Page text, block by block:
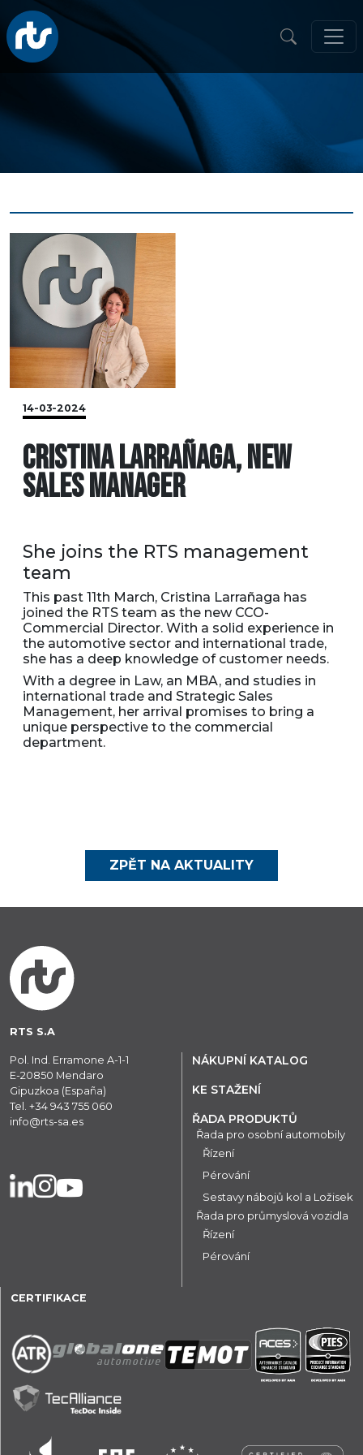
14-03-2024
CRISTINA LARRAÑAGA, NEW
SALES MANAGER
She joins the RTS management
team
This past 11th March, Cristina Larrañaga has
joined the RTS team as the new CCO-
Commercial Director. With a solid experience in
the automotive sector and international trade,
she has a deep knowledge of customer needs.
With a degree in Law, an MBA, and studies in
international trade and Strategic Sales
Management, her arrival promises to bring a
unique perspective to the commercial
department.
ZPĚT NA AKTUALITY
RTS S.A
Pol. Ind. Erramone A-1-1
E-20850 Mendaro
Gipuzkoa (España)
Tel. +34 943 755 060
info@rts-sa.es
NÁKUPNÍ KATALOG
KE STAŽENÍ
ŘADA PRODUKTŮ
Řada pro osobní automobily
Řízení
Pérování
Sestavy nábojů kol a Ložisek
Řada pro průmyslová vozidla
Řízení
Pérování
CERTIFIKACE